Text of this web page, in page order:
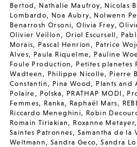
Bertod,Nathalie Maufroy,Nicolas
Lombardo,Noa Aubry,Nolwenn
Benarrosh Orsoni,Olivia Frey,
Olivier Veillon, Oriol Escursell,
Morais, Pascal Henrion , Patrice
Alves, Paula Riquelme, Pauline
Foule Production, Petites planetes
Wadteen , Philippe Nicolle, Pierre
Constantin, Pina Wood, Plants and
Polaire, Polska, PRATHAP MODI ,
Femmes, Ranka, Raphaël Mars,
Riccardo Meneghini, Robin
Romain Tiriakian, Roxanne Metayer
Saintes Patronnes, Samantha de la
Weltmann,Sandra Geco,Sandra